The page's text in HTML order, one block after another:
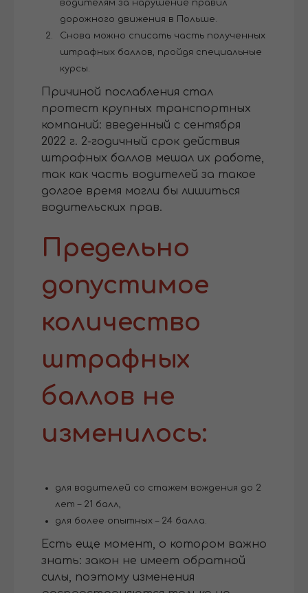
водителям за нарушение правил
дорожного движения в Польше.
Снова можно списать часть полученных
штрафных баллов, пройдя специальные
курсы.
Причиной послабления стал
протест крупных транспортных
компаний: введенный с сентября
2022 г. 2-годичный срок действия
штрафных баллов мешал их работе,
так как часть водителей за такое
долгое время могли бы лишиться
водительских прав.
Предельно
допустимое
количество
штрафных
баллов не
изменилось:
для водителей со стажем вождения до 2
лет – 21 балл,
для более опытных – 24 балла.
Есть еще момент, о котором важно
знать: закон не имеет обратной
силы, поэтому изменения